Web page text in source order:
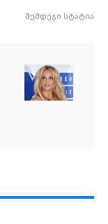
შემდეგი სტატია